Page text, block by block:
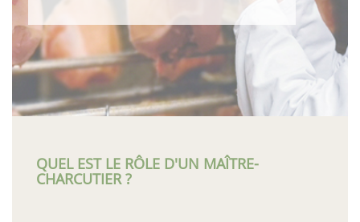
QUEL EST LE RÔLE D'UN MAÎTRE-
CHARCUTIER ?